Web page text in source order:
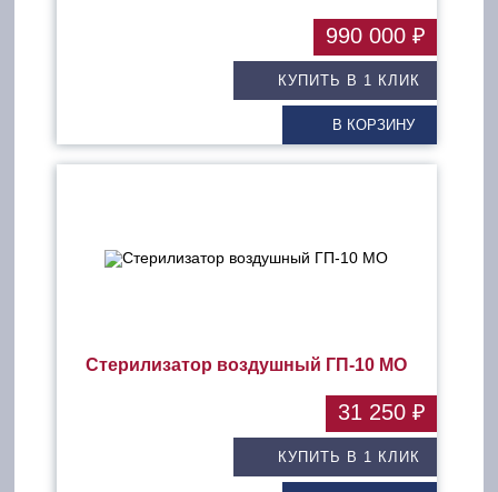
КУПИТЬ В 1 КЛИК
В КОРЗИНУ
990 000 ₽
Стерилизатор воздушный ГП-10 МО
КУПИТЬ В 1 КЛИК
31 250 ₽